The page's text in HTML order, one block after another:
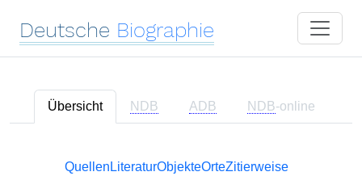
Deutsche Biographie
Übersicht NDB ADB NDB-online
Quellen LiteraturObjekteOrteZitierweise